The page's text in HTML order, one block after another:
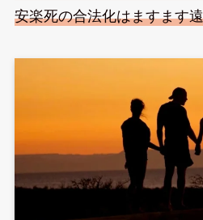
安楽死の合法化はますます